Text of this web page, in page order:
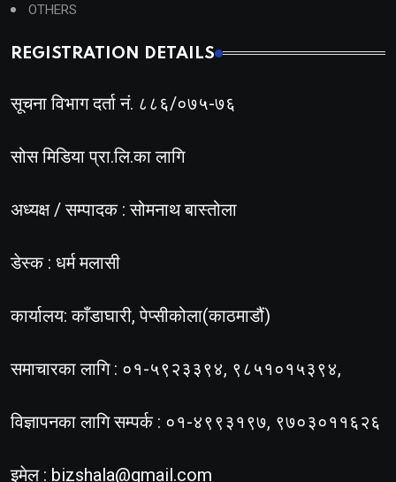
OTHERS
REGISTRATION DETAILS
सूचना विभाग दर्ता नं. ८८६/०७५-७६
सोस मिडिया प्रा.लि.का लागि
अध्यक्ष / सम्पादक : सोमनाथ बास्तोला
डेस्क : धर्म मलासी
कार्यालय: काँडाघारी, पेप्सीकोला(काठमाडौं)
समाचारका लागि : ०१-५९२३३९४, ९८५१०१५३९४,
विज्ञापनका लागि सम्पर्क : ०१-४९९३१९७, ९७०३०११६२६
इमेल : bizshala@gmail.com